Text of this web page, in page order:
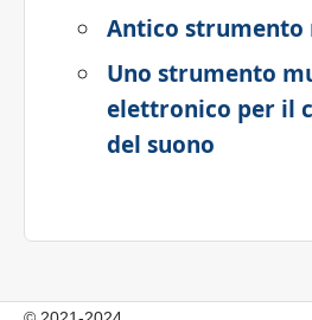
Antico strumento
Uno strumento
elettronico per il
del suono